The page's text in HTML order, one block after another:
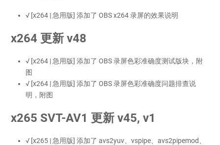
√ [x264 | 急用版] 添加了 OBS x264 录屏的效果说明
x264 更新 v48
√ [x264 | 急用版] 添加了 OBS 录屏色彩准确度测试版块，附
图
√ [x264 | 急用版] 添加了 OBS 录屏色彩准确度问题排查说
明，附图
x265 SVT-AV1 更新 v45, v1
√ [x265 | 急用版] 添加了 avs2yuv、vspipe、avs2pipemod、